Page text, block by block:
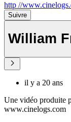
http //
Suivre
William
il y a 20 ans
Une vidéo produite
www.cinelogs.com